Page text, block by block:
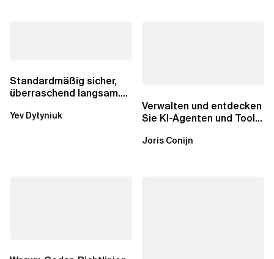
Standardmäßig sicher,
überraschend langsam.
über die RDS...
Yev Dytyniuk
Verwalten und entdecken
Sie KI-Agenten und Tools
AgentCore...
Joris Conijn